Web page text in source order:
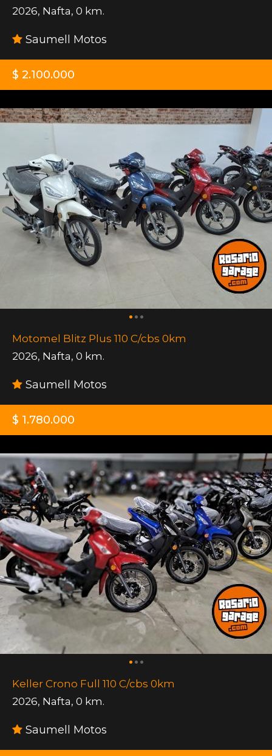
2026, Nafta, 0 km.
Saumell Motos
$ 2.100.000
Motomel Blitz Plus 110 C/cbs 0km
2026, Nafta, 0 km.
Saumell Motos
$ 1.780.000
Keller Crono Full 110 C/cbs 0km
2026, Nafta, 0 km.
Saumell Motos